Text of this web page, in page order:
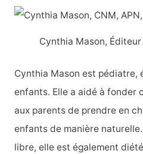
c
c
h
e
r
Cynthia Mason, Éditeur
Cynthia Mason est pédiatre,
enfants. Elle a aidé à fonder
aux parents de prendre en
enfants de manière
libre, elle est également